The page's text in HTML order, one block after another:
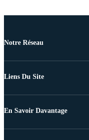
Notre Réseau
Liens Du Site
En Savoir Davantage